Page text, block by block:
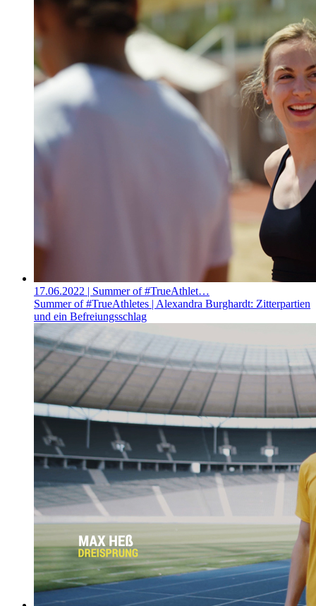
17.06.2022 | Summer of #TrueAthlet…
Summer of #TrueAthletes | Alexandra Burghardt: Zitterpartien
und ein Befreiungsschlag